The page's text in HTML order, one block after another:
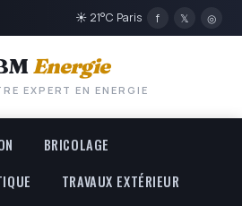
☀ 21°C Paris f 𝕏 ◎
Energie
EXPERT EN ENERGIE
BRICOLAGE
TRAVAUX EXTÉRIEUR